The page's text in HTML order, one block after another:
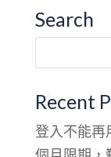
Search
Recent
登入不能再